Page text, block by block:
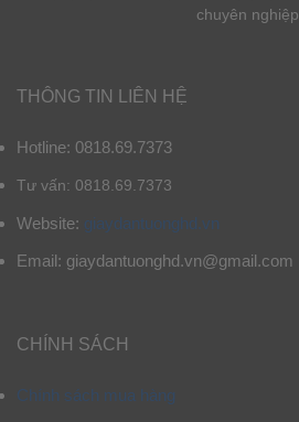
chuyên nghiệp
THÔNG TIN LIÊN HỆ
Hotline: 0818.69.7373
Tư vấn: 0818.69.7373
Website: giaydantuonghd.vn
Email: giaydantuonghd.vn@gmail.com
CHÍNH SÁCH
Chính sách mua hàng